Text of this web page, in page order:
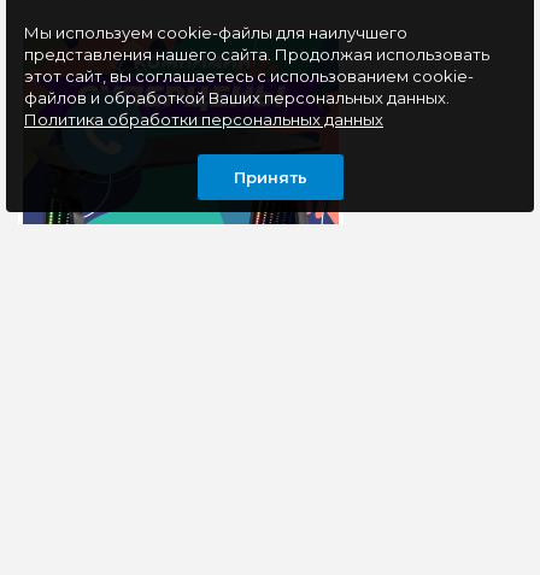
Мы используем cookie-файлы для наилучшего
представления нашего сайта. Продолжая использовать
этот сайт, вы соглашаетесь с использованием cookie-
файлов и обработкой Ваших персональных данных.
Политика обработки персональных данных
Принять